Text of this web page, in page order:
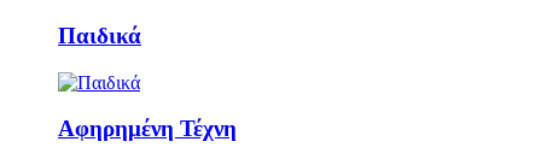
Παιδικά
Αφηρημένη Τέχνη